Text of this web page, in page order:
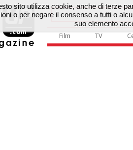
Film TV
sito utilizza cookie, anche di terze
o per negare il consenso a tutti o
suo elemento